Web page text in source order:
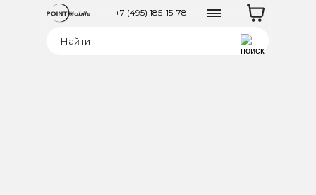
+7 (495) 185-15-78